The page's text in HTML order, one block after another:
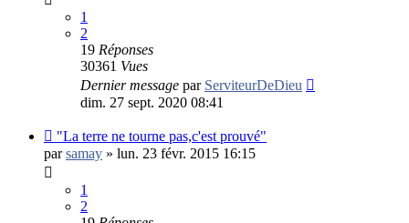
1
2
19 Réponses
30361 Vues
Dernier message par ServiteurDeDieu
dim. 27 sept. 2020 08:41
"La terre ne tourne pas,c'est prouvé"
parsamay » lun. 23 févr. 2015 16:15
1
2